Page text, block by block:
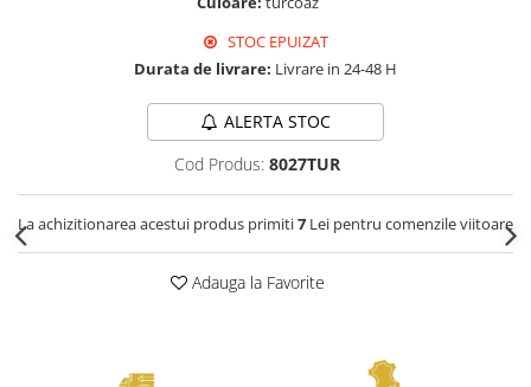
STOC EPUIZAT
Durata de livrare: Livrare in 24-48 H
ALERTA STOC
Cod Produs: 8027TUR
La achizitionarea acestui produs primiti7 Lei pentru comenzile viitoare
Adauga la Favorite